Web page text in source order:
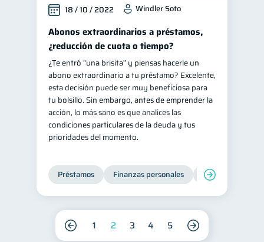
18 / 10 / 2022 Windler Soto
Abonos extraordinarios a préstamos,
¿reducción de cuota o tiempo?
¿Te entró “una brisita” y piensas hacerle un
abono extraordinario a tu préstamo? Excelente,
esta decisión puede ser muy beneficiosa para
tu bolsillo. Sin embargo, antes de emprender la
acción, lo más sano es que analices las
condiciones particulares de la deuda y tus
prioridades del momento.
Préstamos Finanzas personales Finanzas para
1 2 3 4 5